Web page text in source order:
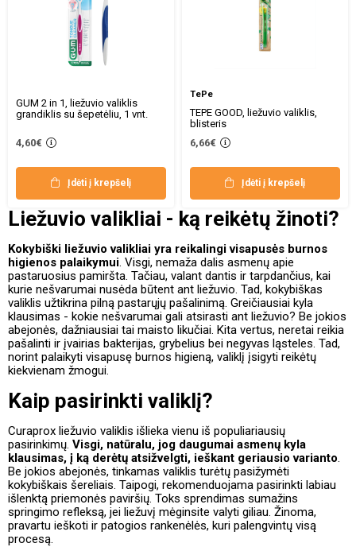
GUM 2 in 1, liežuvio valiklis
grandiklis su šepetėliu, 1 vnt.
4,60€
Įdėti į krepšelį
TePe
TEPE GOOD, liežuvio valiklis,
blisteris
6,66€
Įdėti į krepšelį
Liežuvio valikliai - ką reikėtų žinoti?
Kokybiški liežuvio valikliai yra reikalingi visapusės burnos
higienos palaikymui. Visgi, nemaža dalis asmenų apie
pastaruosius pamiršta. Tačiau, valant dantis ir tarpdančius, kai
kurie nešvarumai nusėda būtent ant liežuvio. Tad, kokybiškas
valiklis užtikrina pilną pastarųjų pašalinimą. Greičiausiai kyla
klausimas - kokie nešvarumai gali atsirasti ant liežuvio? Be jokios
abejonės, dažniausiai tai maisto likučiai. Kita vertus, neretai reikia
pašalinti ir įvairias bakterijas, grybelius bei negyvas ląsteles. Tad,
norint palaikyti visapusę burnos higieną, valiklį įsigyti reikėtų
kiekvienam žmogui.
Kaip pasirinkti valiklį?
Curaprox liežuvio valiklis išlieka vienu iš populiariausių
pasirinkimų. Visgi, natūralu, jog daugumai asmenų kyla
klausimas, į ką derėtų atsižvelgti, ieškant geriausio varianto.
Be jokios abejonės, tinkamas valiklis turėtų pasižymėti
kokybiškais šereliais. Taipogi, rekomenduojama pasirinkti labiau
išlenktą priemonės paviršių. Toks sprendimas sumažins
springimo refleksą, jei liežuvį mėginsite valyti giliau. Žinoma,
pravartu ieškoti ir patogios rankenėlės, kuri palengvintų visą
procesą.